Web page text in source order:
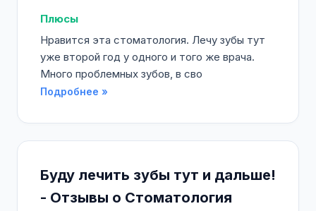
Плюсы
Нравится эта стоматология. Лечу зубы тут
уже второй год у одного и того же врача.
Много проблемных зубов, в сво
Подробнее »
Буду лечить зубы тут и дальше!
- Отзывы о Стоматология